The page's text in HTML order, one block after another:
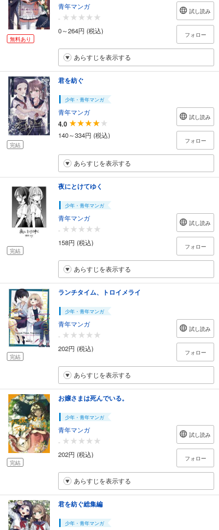
無料あり
青年マンガ
-
0～264円 (税込)
試し読み
フォロー
あらすじを表示する
完結
君を紡ぐ
少年・青年マンガ
青年マンガ
4.0
140～334円 (税込)
試し読み
フォロー
あらすじを表示する
完結
夜にとけてゆく
少年・青年マンガ
青年マンガ
-
158円 (税込)
試し読み
フォロー
あらすじを表示する
完結
ランチタイム、トロイメライ
少年・青年マンガ
青年マンガ
-
202円 (税込)
試し読み
フォロー
あらすじを表示する
完結
お嬢さまは死んでいる。
少年・青年マンガ
青年マンガ
-
202円 (税込)
試し読み
フォロー
あらすじを表示する
君を紡ぐ総集編
少年・青年マンガ